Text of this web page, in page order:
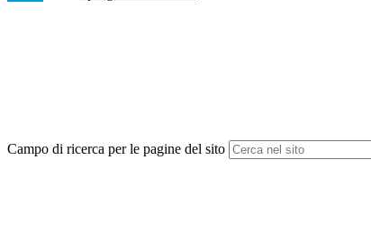
Campo di ricerca per le pagine del sito